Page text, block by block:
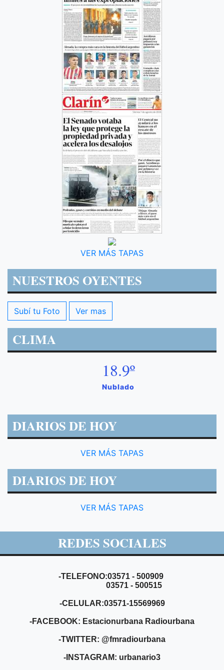
VER MÁS TAPAS
NUESTROS OYENTES
Subí tu Foto Ver mas
CLIMA
18.9º
Nublado
DIARIOS DE HOY
VER MÁS TAPAS
DIARIOS DE HOY
VER MÁS TAPAS
REDES SOCIALES
-TELEFONO:03571 - 500909
03571 - 500515
-CELULAR:03571-15569969
-FACEBOOK: Estacionurbana Radiourbana
-TWITTER: @fmradiourbana
-INSTAGRAM: urbanario3